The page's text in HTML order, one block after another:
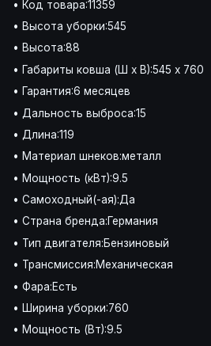
• Код товара:11359
• Высота уборки:545
• Высота:88
• Габариты ковша (Ш х В):545 x 760
• Гарантия:6 месяцев
• Дальность выброса:15
• Длина:119
• Материал шнеков:металл
• Мощность (кВт):9.5
• Самоходный(-ая):Да
• Страна бренда:Германия
• Тип двигателя:Бензиновый
• Трансмиссия:Механическая
• Фара:Есть
• Ширина уборки:760
• Мощность (Вт):9.5